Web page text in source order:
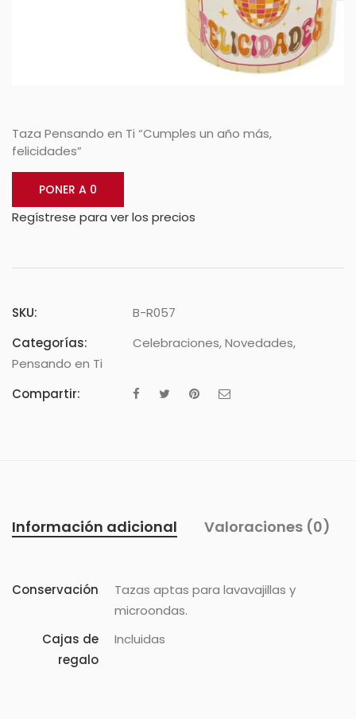
Taza Pensando en Ti “Cumples un año más,
felicidades”
PONER A 0
Regístrese para ver los precios
SKU:
B-R057
Categorías:
Celebraciones,Novedades,
Pensando en Ti
Compartir:
Información adicional Valoraciones (0)
Conservación
Tazas aptas para lavavajillas y
microondas.
Cajas de
regalo
Incluidas